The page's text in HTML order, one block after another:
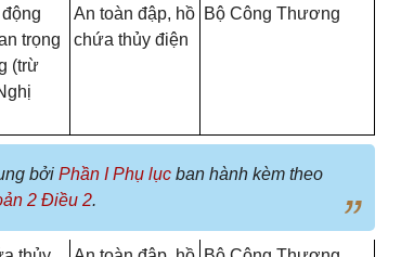
trọng
(trừ
An toàn đập, hồ
chứa thủy điện
Bộ Công Thương
bởi Phần I Phụ lục ban hành kèm theo
2 Điều 2.